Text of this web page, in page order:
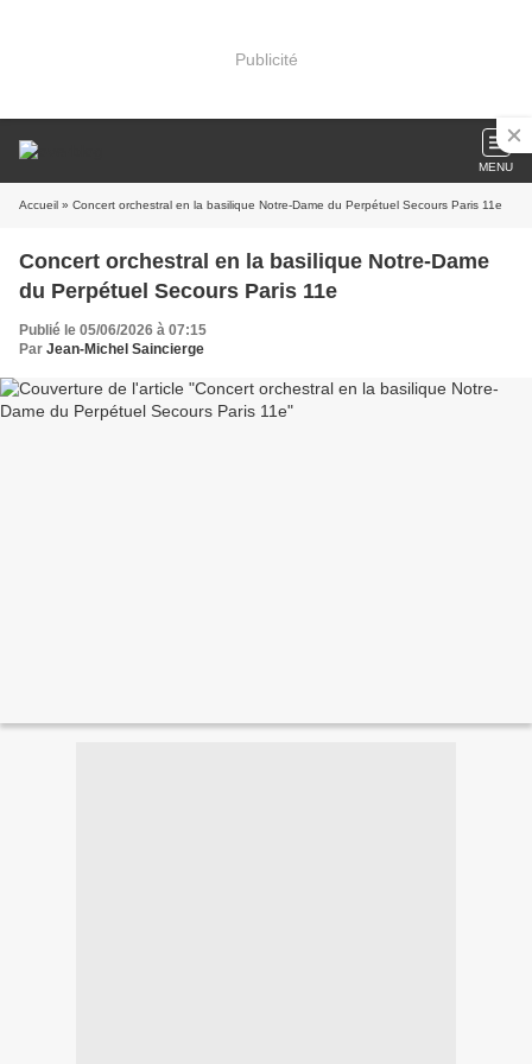
Publicité
MENU
Accueil » Concert orchestral en la basilique Notre-Dame du Perpétuel Secours Paris 11e
Concert orchestral en la basilique Notre-Dame
du Perpétuel Secours Paris 11e
Publié le 05/06/2026 à 07:15
Par Jean-Michel Saincierge